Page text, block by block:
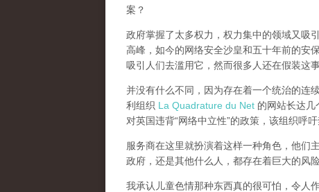
案？
政府掌握了太多权力，权力集中的领域又吸
高峰， 如今的网络安全沙皇和五十年前的安
吸引人们去滥用它，然而很多人还在假装这
并没有什么不同，因为存在着一个统治的连
利组织 La Quadrature du Net 的网站长达
对英国违背“网络中立性”的政策，该组织呼
服务商在这里就扮演着这样一种角色，他们
政府，还是其他什么人，都存在着巨大的风险
我承认儿童色情那种东西真的很可怕，令人